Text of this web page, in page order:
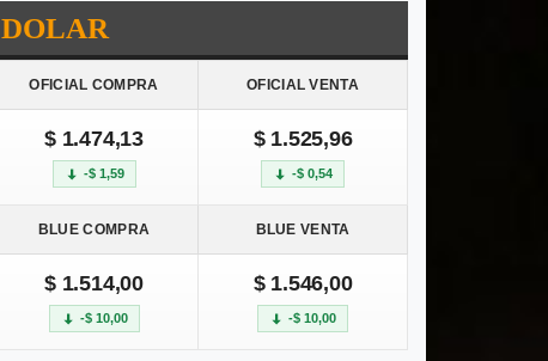
DOLAR
OFICIAL COMPRA OFICIAL VENTA
$ 1.474,13
-$ 1,59
$ 1.525,96
-$ 0,54
BLUE COMPRA BLUE VENTA
$ 1.514,00
-$ 10,00
$ 1.546,00
-$ 10,00